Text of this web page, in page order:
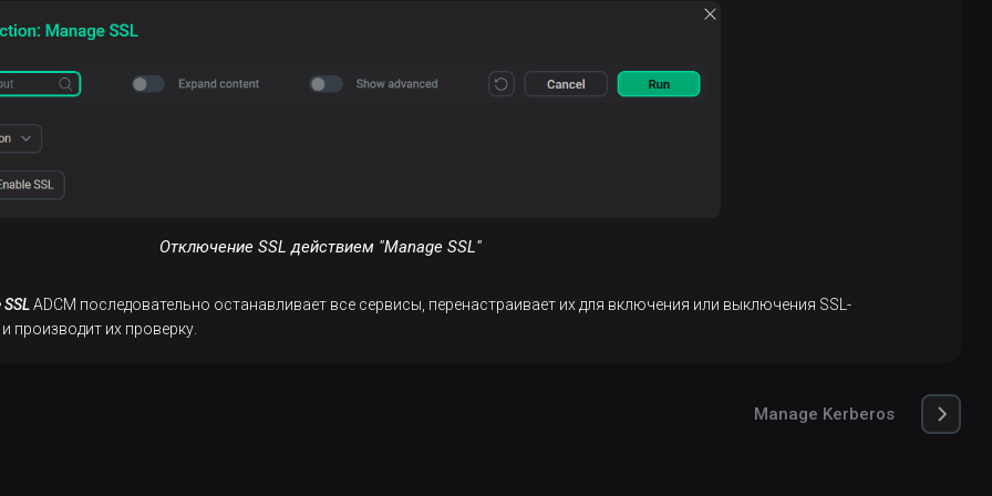
Отключение SSL действием "Manage SSL"
ADCM последовательно останавливает все сервисы, перенастраивает их для включения или выключения SSL-
производит их проверку.
Manage Kerberos